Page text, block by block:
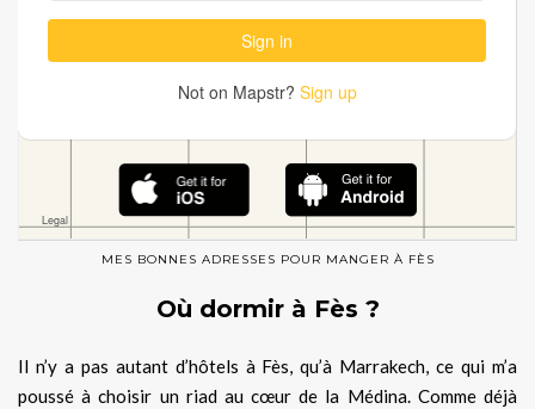
MES BONNES ADRESSES POUR MANGER À FÈS
Où dormir à Fès ?
Il n’y a pas autant d’hôtels à Fès, qu’à Marrakech, ce qui m’a
poussé à choisir un riad au cœur de la Médina. Comme déjà